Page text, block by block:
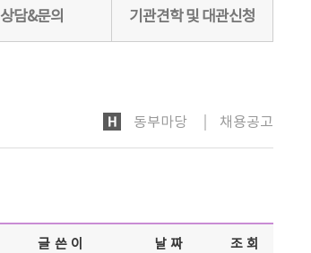
상담&문의 기관견학 및 대관신청
HOME
동부마당 채용공고
글쓴이 날짜 조회